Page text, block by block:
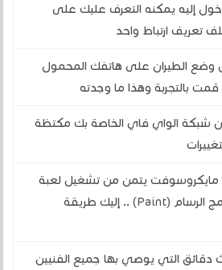
إليه يمكنه التعرف عليك على
تعريف ارتباط واحد
الطيران على هاتفك المحمول
بالتجربة وهذا ما وجدته
شبكة الواي فاي الخاصة بك مكتظة
يتمن من تشغيل لعبة
Doom الأصلية داخل برنامج الرسام (Paint) .. إليك طريقة
دقائق التي يوصي بها جميع الفنيين